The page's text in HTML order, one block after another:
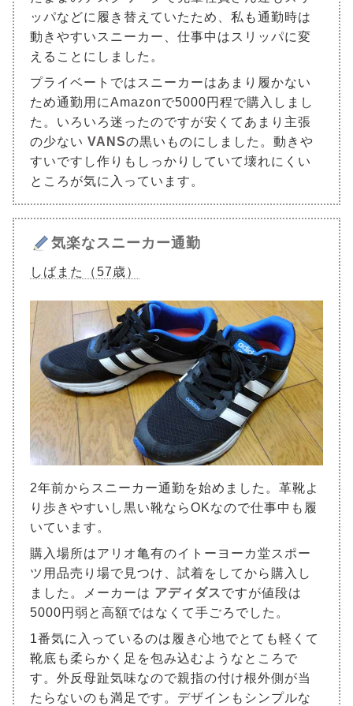
ッパなどに履き替えていたため、私も通勤時は
動きやすいスニーカー、仕事中はスリッパに変
えることにしました。
プライベートではスニーカーはあまり履かない
ため通勤用にAmazonで5000円程で購入しまし
た。いろいろ迷ったのですが安くてあまり主張
の少ない VANSの黒いものにしました。動きや
すいですし作りもしっかりしていて壊れにくい
ところが気に入っています。
気楽なスニーカー通勤
しばまた（57歳）
2年前からスニーカー通勤を始めました。革靴よ
り歩きやすいし黒い靴ならOKなので仕事中も履
いています。
購入場所はアリオ亀有のイトーヨーカ堂スポー
ツ用品売り場で見つけ、試着をしてから購入し
ました。メーカーは アディダスですが値段は
5000円弱と高額ではなくて手ごろでした。
1番気に入っているのは履き心地でとても軽くて
靴底も柔らかく足を包み込むようなところで
す。外反母趾気味なので親指の付け根外側が当
たらないのも満足です。デザインもシンプルな